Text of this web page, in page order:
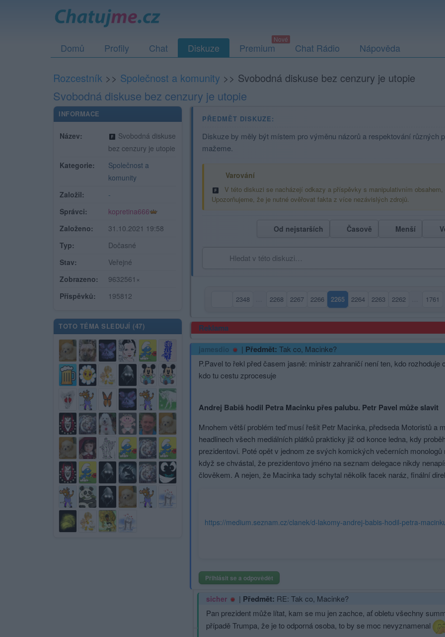
Domů Profily Chat Diskuze Premium Chat Rádio Nápověda
Rozcestník >> Společnost a komunity >> Svobodná diskuse bez cenzury je utopie
Svobodná diskuse bez cenzury je utopie
INFORMACE
Název:
Svobodná diskuse
bez cenzury je utopie
Kategorie:
Společnost a
komunity
Založil:
-
Správci:
kopretina666
Založeno:
31.10.2021 19:58
Typ:
Dočasné
Stav:
Veřejné
Zobrazeno:
9632561×
Příspěvků:
195812
TOTO TÉMA SLEDUJÍ (47)
PŘEDMĚT DISKUZE:
Diskuze by měly být místem pro výměnu názorů a respektování různých
mažeme.
Varování
V této diskuzi se nacházejí odkazy a příspěvky s manipulativním
Upozorňujeme, že je nutné ověřovat fakta z více nezávislých zdrojů.
Od nejstarších Časově Menší
2348 2268 2267 2266 2265(aktuální strana)
2264 2263 2262 1761
Reklama
jamesdio | Předmět: Tak co, Macinke?
P.Pavel to řekl před časem jasně: ministr zahraničí není ten, kdo
kdo tu cestu zprocesuje
Andrej Babiš hodil Petra Macinku přes palubu. Petr Pavel může slavit
Mnohem větší problém teď musí řešit Petr Macinka, předseda Motoristů a
headlinech všech mediálních plátků prakticky již od konce ledna, kdy
prezidentovi. Poté opět v jednom ze svých komických večerních
když se chvástal, že prezidentovo jméno na seznam delegace nikdy
člověkem. A nejen, že Macinka tady schytal několik facek naráz, finální
Přihlásit se a odpovědět
sicher | Předmět: RE: Tak co, Macinke?
Pan prezident může lítat, kam se mu jen zachce, ať obletu všechny
případě Trumpa, že je to odporná osoba, to by se moc nevyznamenal